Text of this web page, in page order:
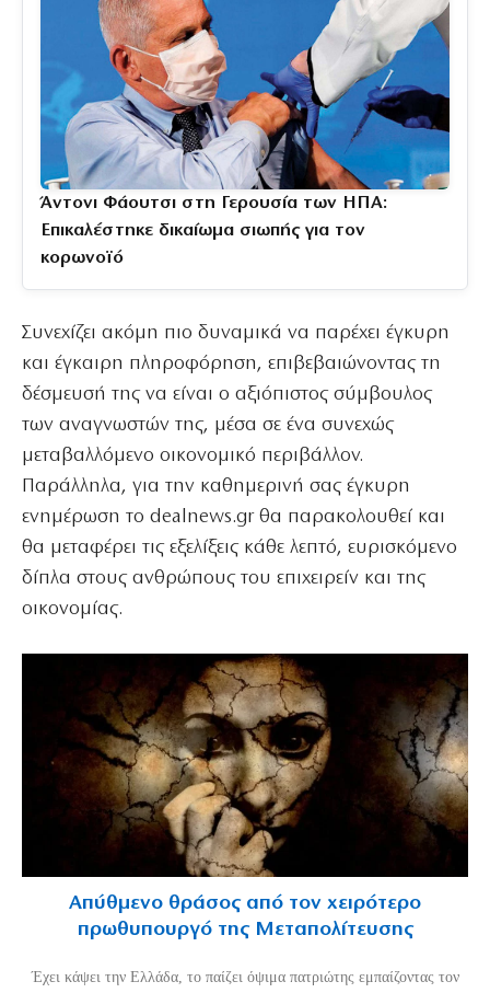
Άντονι Φάουτσι στη Γερουσία των ΗΠΑ:
Επικαλέστηκε δικαίωμα σιωπής για τον
κορωνοϊό
Συνεχίζει ακόμη πιο δυναμικά να παρέχει έγκυρη
και έγκαιρη πληροφόρηση, επιβεβαιώνοντας τη
δέσμευσή της να είναι ο αξιόπιστος σύμβουλος
των αναγνωστών της, μέσα σε ένα συνεχώς
μεταβαλλόμενο οικονομικό περιβάλλον.
Παράλληλα, για την καθημερινή σας έγκυρη
ενημέρωση το dealnews.gr θα παρακολουθεί και
θα μεταφέρει τις εξελίξεις κάθε λεπτό, ευρισκόμενο
δίπλα στους ανθρώπους του επιχειρείν και της
οικονομίας.
Απύθμενο θράσος από τον χειρότερο
πρωθυπουργό της Μεταπολίτευσης
Έχει κάψει την Ελλάδα, το παίζει όψιμα πατριώτης εμπαίζοντας τον